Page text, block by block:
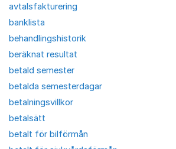
avtalsfakturering
banklista
behandlingshistorik
beräknat resultat
betald semester
betalda semesterdagar
betalningsvillkor
betalsätt
betalt för bilförmån